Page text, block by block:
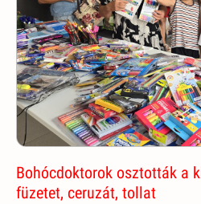
Bohócdoktorok osztották a
füzetet, ceruzát, tollat